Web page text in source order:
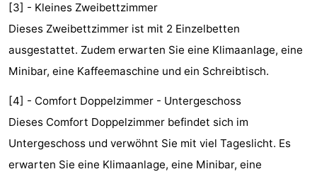
Sehen
tun
Museen
-
Denkmäler
-
Aussichtspunkte
Attraktionen
[3] - Kleines Zweibettzimmer
Dieses Zweibettzimmer ist mit 2 Einzelbetten
ausgestattet. Zudem erwarten Sie eine Klimaanlage, eine
Minibar, eine Kaffeemaschine und ein Schreibtisch.
[4] - Comfort Doppelzimmer - Untergeschoss
Dieses Comfort Doppelzimmer befindet sich im
Untergeschoss und verwöhnt Sie mit viel Tageslicht. Es
erwarten Sie eine Klimaanlage, eine Minibar, eine